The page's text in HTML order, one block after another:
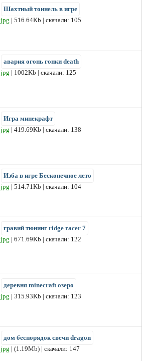
Шахтный тоннель в игре
jpg | 516.64Kb | скачали: 105
авария огонь гонки death
jpg | 1002Kb | скачали: 125
Игра минекрафт
jpg | 419.69Kb | скачали: 138
Изба в игре Бесконечное лето
jpg | 514.71Kb | скачали: 104
гравий тюнинг ridge racer 7
jpg | 671.69Kb | скачали: 122
деревня minecraft озеро
jpg | 315.93Kb | скачали: 123
дом беспорядок свечи dragon
jpg | (1.19Mb) | скачали: 147